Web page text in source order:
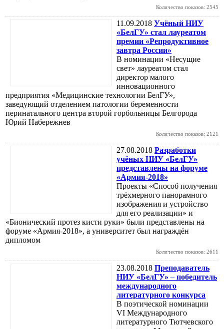
Количество показов: 2545
11.09.2018 Учёный НИУ
«БелГУ» стал лауреатом
премии «Репродуктивное
завтра России»
В номинации «Несущие
свет» лауреатом стал
директор малого
инновационного
предприятия «Медицинские технологии БелГУ»,
заведующий отделением патологии беременности
перинатального центра второй горбольницы Белгорода
Юрий Набережнев
Количество показов: 2121
27.08.2018 Разработки
учёных НИУ «БелГУ»
представлены на форуме
«Армия-2018»
Проекты «Способ получения
трёхмерного панорамного
изображения и устройство
для его реализации» и
«Бионический протез кисти руки» были представлены на
форуме «Армия-2018», а университет был награждён
дипломом
Количество показов: 2611
23.08.2018 Преподаватель
НИУ «БелГУ» – победитель
международного
литературного конкурса
В поэтической номинации
VI Международного
литературного Тютчевского